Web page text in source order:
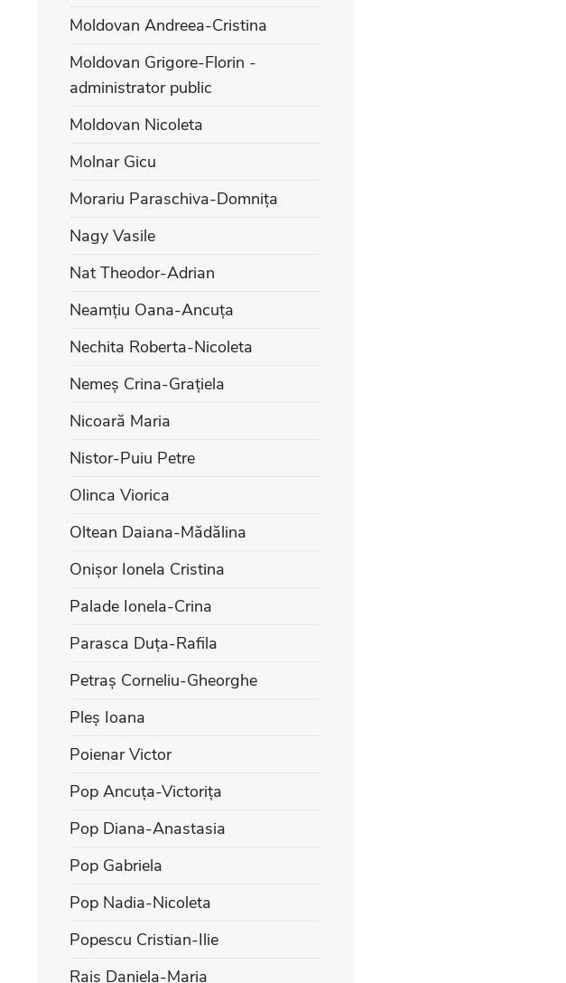
Moldovan Andreea-Cristina
Moldovan Grigore-Florin -
administrator public
Moldovan Nicoleta
Molnar Gicu
Morariu Paraschiva-Domnița
Nagy Vasile
Nat Theodor-Adrian
Neamțiu Oana-Ancuța
Nechita Roberta-Nicoleta
Nemeș Crina-Grațiela
Nicoară Maria
Nistor-Puiu Petre
Olinca Viorica
Oltean Daiana-Mădălina
Onișor Ionela Cristina
Palade Ionela-Crina
Parasca Duța-Rafila
Petraș Corneliu-Gheorghe
Pleș Ioana
Poienar Victor
Pop Ancuța-Victorița
Pop Diana-Anastasia
Pop Gabriela
Pop Nadia-Nicoleta
Popescu Cristian-Ilie
Rais Daniela-Maria